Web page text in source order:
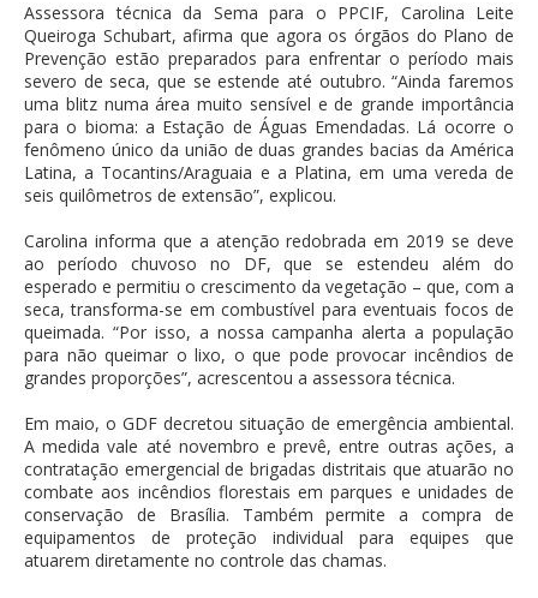
Assessora técnica da Sema para o PPCIF, Carolina Leite
Queiroga Schubart, afirma que agora os órgãos do Plano de
Prevenção estão preparados para enfrentar o período mais
severo de seca, que se estende até outubro. “Ainda faremos
uma blitz numa área muito sensível e de grande importância
para o bioma: a Estação de Águas Emendadas. Lá ocorre o
fenômeno único da união de duas grandes bacias da América
Latina, a Tocantins/Araguaia e a Platina, em uma vereda de
seis quilômetros de extensão”, explicou.
Carolina informa que a atenção redobrada em 2019 se deve
ao período chuvoso no DF, que se estendeu além do
esperado e permitiu o crescimento da vegetação – que, com a
seca, transforma-se em combustível para eventuais focos de
queimada. “Por isso, a nossa campanha alerta a população
para não queimar o lixo, o que pode provocar incêndios de
grandes proporções”, acrescentou a assessora técnica.
Em maio, o GDF decretou situação de emergência ambiental.
A medida vale até novembro e prevê, entre outras ações, a
contratação emergencial de brigadas distritais que atuarão no
combate aos incêndios florestais em parques e unidades de
conservação de Brasília. Também permite a compra de
equipamentos de proteção individual para equipes que
atuarem diretamente no controle das chamas.